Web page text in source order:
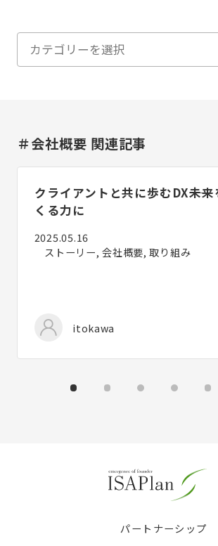
＃会社概要 関連記事
クライアントと共に歩むDX――未
くる力に
2025.05.16
ストーリー, 会社概要, 取り組み
itokawa
パートナーシップ